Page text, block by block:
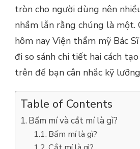
tròn cho người dùng nên
nhầm lẫn rằng chúng là một.
hôm nay Viện thẩm mỹ Bác
đi so sánh chi tiết hai cách
trên để bạn cân nhắc kỹ
Table of Contents
Bấm mí và cắt mí là gì?
Bấm mí là gì?